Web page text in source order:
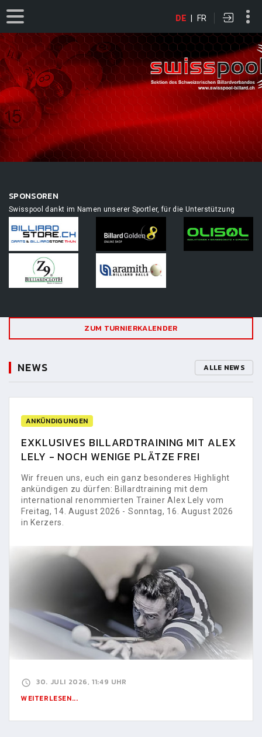
DE | FR
SPONSOREN
Swisspool dankt im Namen unserer Sportler, für die Unterstützung
ZUM TURNIERKALENDER
NEWS ALLE NEWS
ANKÜNDIGUNGEN
EXKLUSIVES BILLARDTRAINING MIT ALEX
LELY - NOCH WENIGE PLÄTZE FREI
Wir freuen uns, euch ein ganz besonderes Highlight
ankündigen zu dürfen: Billardtraining mit dem
international renommierten Trainer Alex Lely vom
Freitag, 14. August 2026 - Sonntag, 16. August 2026
in Kerzers.
30. JULI 2026, 11:49 UHR
WEITERLESEN...